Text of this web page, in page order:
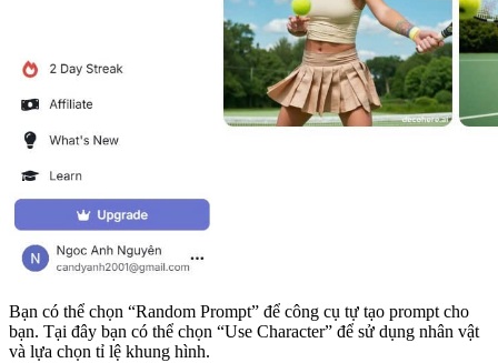
Bạn có thể chọn “Random Prompt” để công cụ tự tạo prompt cho
bạn. Tại đây bạn có thể chọn “Use Character” để sử dụng nhân vật
và lựa chọn tỉ lệ khung hình.